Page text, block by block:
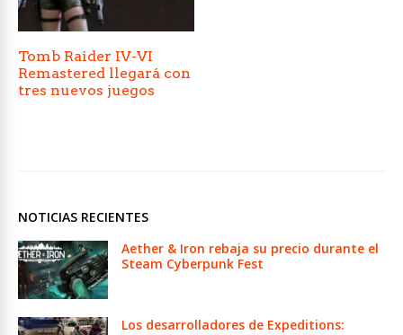
Tomb Raider IV-VI
Remastered llegará con
tres nuevos juegos
NOTICIAS RECIENTES
Aether & Iron rebaja su precio durante el
Steam Cyberpunk Fest
Los desarrolladores de Expeditions: